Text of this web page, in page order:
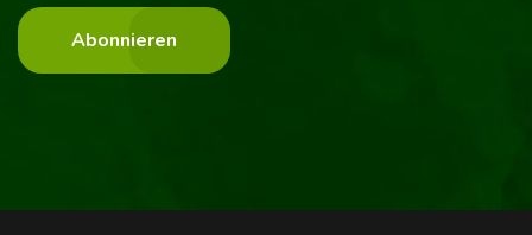
Abonnieren